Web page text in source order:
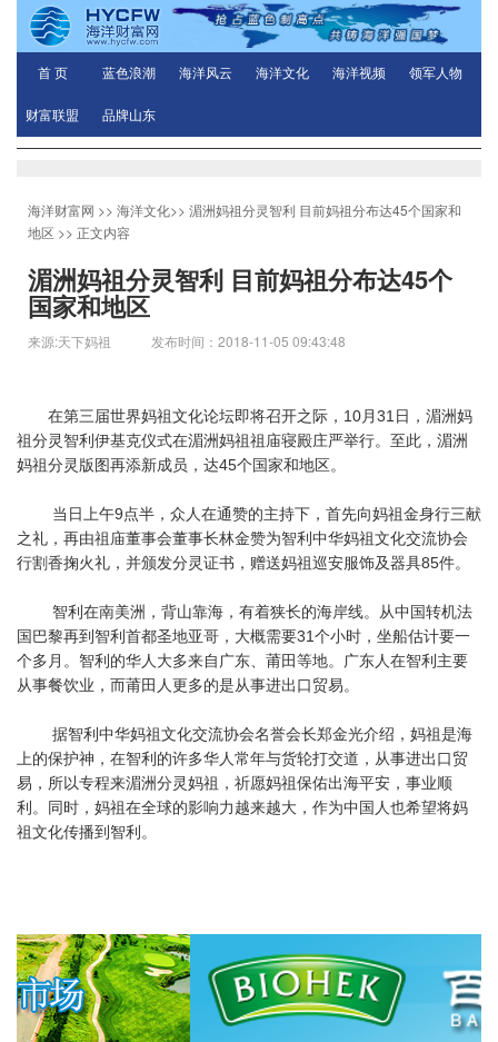
首 页 蓝色浪潮 海洋风云 海洋文化 海洋视频 领军人物
财富联盟 品牌山东
海洋财富网 >> 海洋文化>> 湄洲妈祖分灵智利 目前妈祖分布达45个国家和
地区 >> 正文内容
湄洲妈祖分灵智利 目前妈祖分布达45个
国家和地区
来源:天下妈祖 发布时间：2018-11-05 09:43:48
在第三届世界妈祖文化论坛即将召开之际，10月31日，湄洲妈
祖分灵智利伊基克仪式在湄洲妈祖祖庙寝殿庄严举行。至此，湄洲
妈祖分灵版图再添新成员，达45个国家和地区。
当日上午9点半，众人在通赞的主持下，首先向妈祖金身行三献
之礼，再由祖庙董事会董事长林金赞为智利中华妈祖文化交流协会
行割香掬火礼，并颁发分灵证书，赠送妈祖巡安服饰及器具85件。
智利在南美洲，背山靠海，有着狭长的海岸线。从中国转机法
国巴黎再到智利首都圣地亚哥，大概需要31个小时，坐船估计要一
个多月。智利的华人大多来自广东、莆田等地。广东人在智利主要
从事餐饮业，而莆田人更多的是从事进出口贸易。
据智利中华妈祖文化交流协会名誉会长郑金光介绍，妈祖是海
上的保护神，在智利的许多华人常年与货轮打交道，从事进出口贸
易，所以专程来湄洲分灵妈祖，祈愿妈祖保佑出海平安，事业顺
利。同时，妈祖在全球的影响力越来越大，作为中国人也希望将妈
祖文化传播到智利。